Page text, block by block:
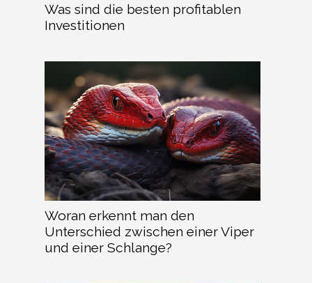
Was sind die besten profitablen
Investitionen
Woran erkennt man den
Unterschied zwischen einer Viper
und einer Schlange?